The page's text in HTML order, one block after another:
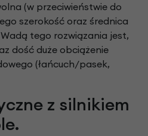
(w przeciwieństwie do
szerokość oraz średnica
tego rozwiązania jest,
dość duże obciążenie
(łańcuch/pasek,
z silnikiem